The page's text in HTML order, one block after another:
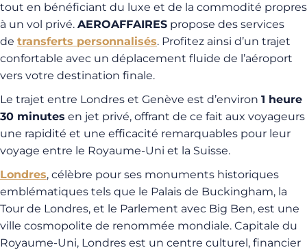
tout en bénéficiant du luxe et de la commodité propres
à un vol privé. AEROAFFAIRES propose des services
de transferts personnalisés. Profitez ainsi d’un trajet
confortable avec un déplacement fluide de l’aéroport
vers votre destination finale.
Le trajet entre Londres et Genève est d’environ 1 heure
30 minutes en jet privé, offrant de ce fait aux voyageurs
une rapidité et une efficacité remarquables pour leur
voyage entre le Royaume-Uni et la Suisse.
Londres, célèbre pour ses monuments historiques
emblématiques tels que le Palais de Buckingham, la
Tour de Londres, et le Parlement avec Big Ben, est une
ville cosmopolite de renommée mondiale. Capitale du
Royaume-Uni, Londres est un centre culturel, financier